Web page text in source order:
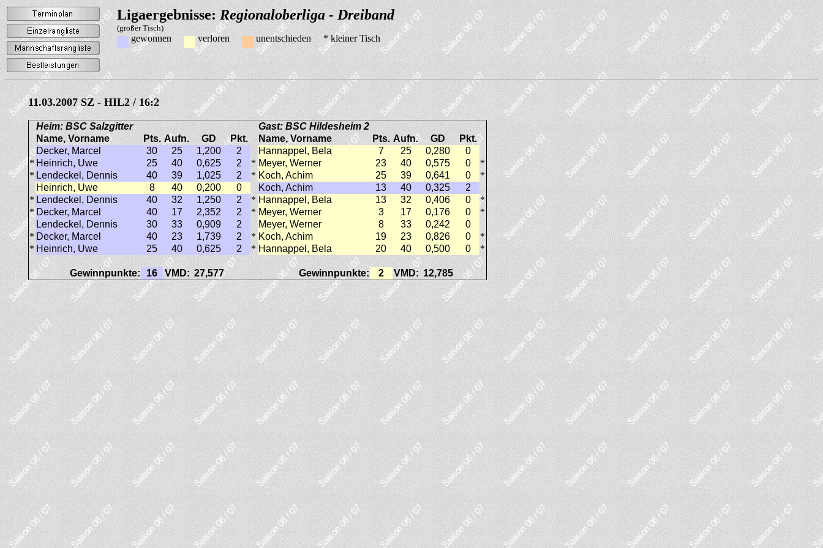
Ligaergebnisse: Regionaloberliga - Dreiband
(großer Tisch)
gewonnen verloren unentschieden * kleiner Tisch
11.03.2007 SZ - HIL2 / 16:2
Heim: BSC Salzgitter
Gast: BSC Hildesheim 2
Name, Vorname
Pts. Aufn. GD Pkt. Name, Vorname Pts. Aufn. GD
Pkt.
Decker, Marcel
30 25 1,200 2 Hannappel, Bela 7 25 0,280
0
* Heinrich, Uwe 25 40 0,625 2 * Meyer, Werner 23 40 0,575 0
*
* Lendeckel, Dennis 40 39 1,025 2 * Koch, Achim 25 39 0,641 0
*
Heinrich, Uwe
8 40 0,200 0 Koch, Achim 13 40 0,325
2
* Lendeckel, Dennis 40 32 1,250 2 * Hannappel, Bela 13 32 0,406 0
*
* Decker, Marcel 40 17 2,352 2 * Meyer, Werner 3 17 0,176 0
*
Lendeckel, Dennis
30 33 0,909 2 Meyer, Werner 8 33 0,242
0
* Decker, Marcel 40 23 1,739 2 * Koch, Achim 19 23 0,826 0
*
* Heinrich, Uwe 25 40 0,625 2 * Hannappel, Bela 20 40 0,500 0 *
Gewinnpunkte: 16 VMD: 27,577 Gewinnpunkte: 2 VMD: 12,785